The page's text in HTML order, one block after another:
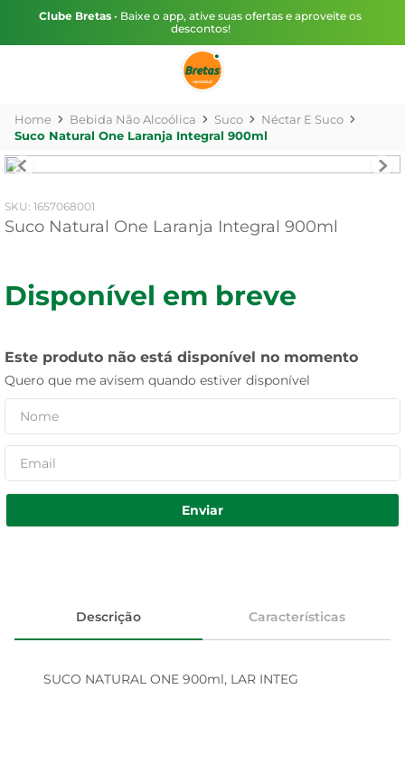
Clube Bretas • Baixe o app, ative suas ofertas e aproveite os
descontos!
Bebida Não Alcoólica Suco
Néctar E Suco
Suco Natural One Laranja Integral 900ml
: 1657068001
Suco Natural One Laranja Integral 900ml
Disponível em breve
Este produto não está disponível no momento
Quero que me avisem quando estiver disponível
Enviar
Descrição Características
SUCO NATURAL ONE 900ml, LAR INTEG